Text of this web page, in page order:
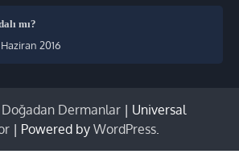
mı?
Haziran 2016
Doğadan Dermanlar | Universal
| Powered by WordPress